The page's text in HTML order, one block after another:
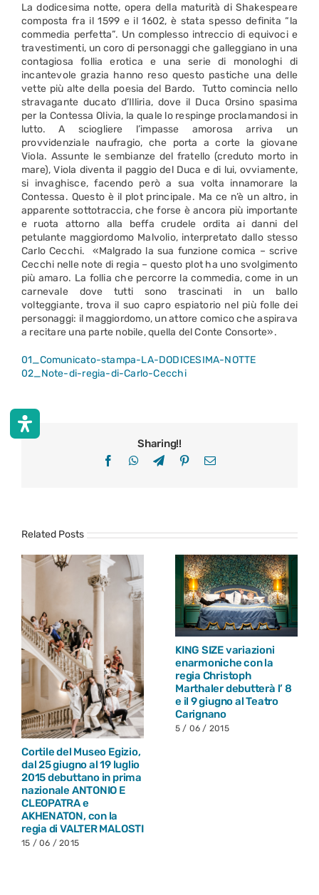
La dodicesima notte, opera della maturità di Shakespeare
composta fra il 1599 e il 1602, è stata spesso definita “la
commedia perfetta”. Un complesso intreccio di equivoci e
travestimenti, un coro di personaggi che galleggiano in una
contagiosa follia erotica e una serie di monologhi di
incantevole grazia hanno reso questo pastiche una delle
vette più alte della poesia del Bardo. Tutto comincia nello
stravagante ducato d’Illiria, dove il Duca Orsino spasima
per la Contessa Olivia, la quale lo respinge proclamandosi in
lutto. A sciogliere l’impasse amorosa arriva un
provvidenziale naufragio, che porta a corte la giovane
Viola. Assunte le sembianze del fratello (creduto morto in
mare), Viola diventa il paggio del Duca e di lui, ovviamente,
si invaghisce, facendo però a sua volta innamorare la
Contessa. Questo è il plot principale. Ma ce n’è un altro, in
apparente sottotraccia, che forse è ancora più importante
e ruota attorno alla beffa crudele ordita ai danni del
petulante maggiordomo Malvolio, interpretato dallo stesso
Carlo Cecchi. «Malgrado la sua funzione comica – scrive
Cecchi nelle note di regia – questo plot ha uno svolgimento
più amaro. La follia che percorre la commedia, come in un
carnevale dove tutti sono trascinati in un ballo
volteggiante, trova il suo capro espiatorio nel più folle dei
personaggi: il maggiordomo, un attore comico che aspirava
a recitare una parte nobile, quella del Conte Consorte».
01_Comunicato-stampa-LA-DODICESIMA-NOTTE
02_Note-di-regia-di-Carlo-Cecchi
Sharing!!
FacebookWhatsApp
TelegramPinterestEmail
Related Posts
Cortile del Museo Egizio,
dal 25 giugno al 19 luglio
2015 debuttano in prima
nazionale ANTONIO E
CLEOPATRA e
AKHENATON, con la
regia di VALTER MALOSTI
15 / 06 / 2015
KING SIZE variazioni
enarmoniche con la
regia Christoph
Marthaler debutterà l’ 8
e il 9 giugno al Teatro
Carignano
5 / 06 / 2015